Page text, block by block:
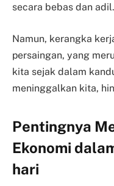
secara bebas dan adil.
Namun, kerangka
persaingan, yang
kita sejak dalam
meninggalkan kita,
Pentingnya
Ekonomi
hari